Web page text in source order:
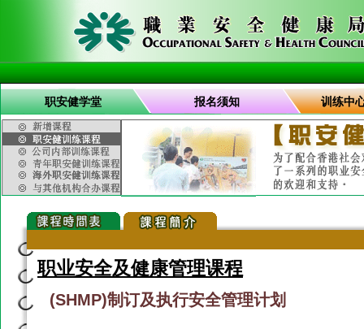
职安健学堂 报名须知 训练中
职业安全及健康管理课程
(SHMP)制订及执行安全管理计划